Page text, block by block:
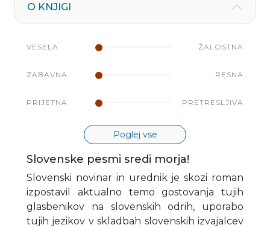
O KNJIGI
VESELA ŽALOSTNA
ZABAVNA RESNA
PRIJETNA PRETRESLJIVA
Poglej vse
Slovenske pesmi sredi morja!
Slovenski novinar in urednik je skozi roman
izpostavil aktualno temo gostovanja tujih
glasbenikov na slovenskih odrih, uporabo
tujih jezikov v skladbah slovenskih izvajalcev